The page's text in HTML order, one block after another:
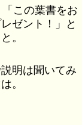
この葉書をお
ゼント！」と
。
明は聞いてみ
。